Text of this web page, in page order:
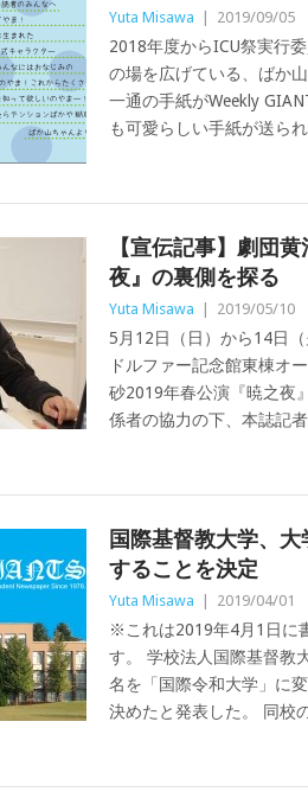
Yuta Misawa 2019/09/05
2018年度からICU祭実行
の場を広げている、ばか
一通の手紙がWeekly
も可愛らしい手紙が送ら
【宣伝記事】劇団
夜』の裏側を探る
Yuta Misawa 2019/05/10
5月12日（日）から14日
ドルファー記念館東棟オ
砂2019年春公演『暁之夜
係者の協力の下、本誌記
国際基督教大学、
することを決定
Yuta Misawa 2019/04/01
※これは2019年4月1日に
す。 学校法人国際基督教
名を「国際令和大学」に
決めたと発表した。 同校